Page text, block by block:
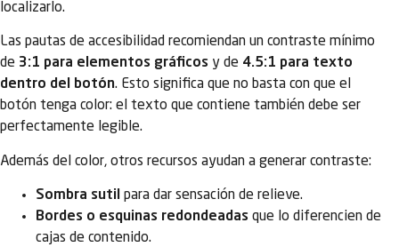
localizarlo.
Las pautas de accesibilidad recomiendan un contraste mínimo
de 3:1 para elementos gráficos y de 4.5:1 para texto
dentro del botón. Esto significa que no basta con que el
botón tenga color: el texto que contiene también debe ser
perfectamente legible.
Además del color, otros recursos ayudan a generar contraste:
Sombra sutil para dar sensación de relieve.
Bordes o esquinas redondeadas que lo diferencien de
cajas de contenido.